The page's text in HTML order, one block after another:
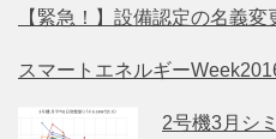
【緊急！】設備認定の名義
スマートエネルギー
2号機3月シ